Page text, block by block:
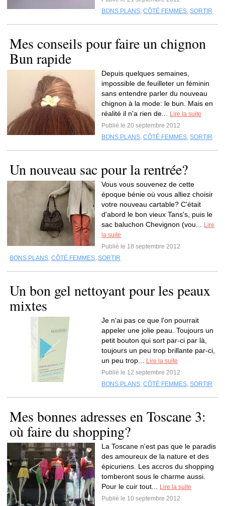
BONS PLANS, CÔTÉ FEMMES, SORTIR
Mes conseils pour faire un chignon
Bun rapide
Depuis quelques semaines,
impossible de feuilleter un féminin
sans entendre parler du nouveau
chignon à la mode: le bun. Mais en
réalité il n'a rien de...
Lire la suite
Publié le 20 septembre 2012
BONS PLANS, CÔTÉ FEMMES, SORTIR
Un nouveau sac pour la rentrée?
Vous vous souvenez de cette
époque bénie où vous alliez choisir
votre nouveau cartable? C'était
d'abord le bon vieux Tans's, puis le
sac baluchon Chevignon (vou...
Lire
la suite
Publié le 18 septembre 2012
BONS PLANS, CÔTÉ FEMMES, SORTIR
Un bon gel nettoyant pour les peaux
mixtes
Je n'ai pas ce que l'on pourrait
appeler une jolie peau. Toujours un
petit bouton qui sort par-ci par là,
toujours un peu trop brillante par-ci,
un peu trop...
Lire la suite
Publié le 12 septembre 2012
BONS PLANS, CÔTÉ FEMMES, SORTIR
Mes bonnes adresses en Toscane 3:
où faire du shopping?
La Toscane n'est pas que le paradis
des amoureux de la nature et des
épicuriens. Les accros du shopping
tomberont sous le charme aussi.
Pour le cuir tout...
Lire la suite
Publié le 10 septembre 2012